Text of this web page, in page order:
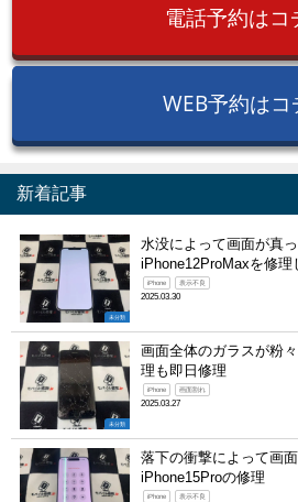
電話予約はコ
WEB予約はコ
新着記事
未分類
水没によって画面が真
iPhone12ProMaxを修理
iPhone 表示不良
2025.03.30
未分類
画面全体のガラスが粉
理も即日修理
iPhone 画面割れ
2025.03.27
落下の衝撃によって画
iPhone15Proの修理
iPhone 表示不良